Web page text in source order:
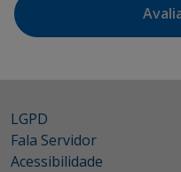
LGPD
Fala Servidor
Acessibilidade